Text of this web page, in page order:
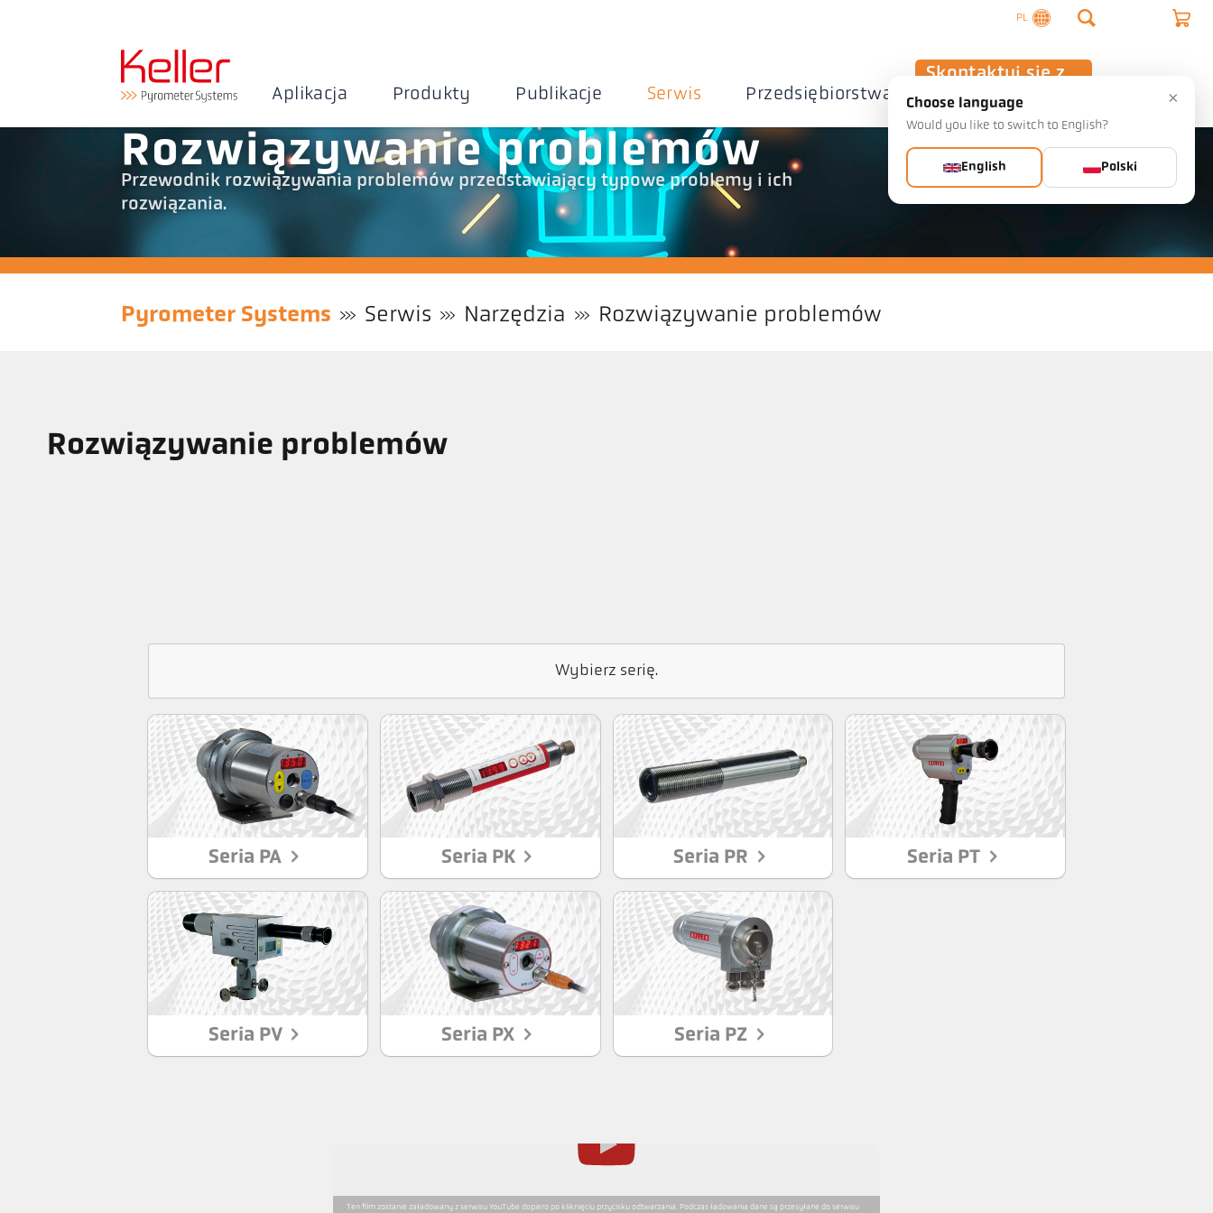
PL
Aplikacja Produkty Publikacje Serwis Przedsiębiorstwa
Skontaktuj się z
nami
Rozwiązywanie problemów
Przewodnik rozwiązywania problemów przedstawiający typowe problemy i ich
rozwiązania.
Pyrometer Systems Serwis Narzędzia Rozwiązywanie problemów
Rozwiązywanie problemów
Wybierz serię.
Seria PA Seria PK Seria PR Seria PT
Seria PV Seria PX Seria PZ
Ten film zostanie załadowany z serwisu YouTube dopiero po kliknięciu przycisku odtwarzania. Podczas ładowania dane są przesyłane do serwisu
×
Choose language
Would you like to switch to English?
English Polski